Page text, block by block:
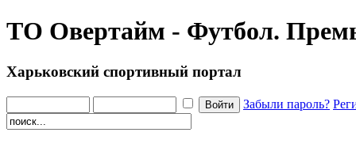
ТО Овертайм - Футбол.
Харьковский спортивный портал
Забыли пароль?